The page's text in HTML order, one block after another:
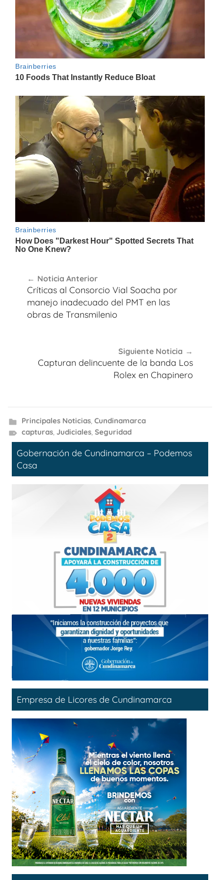
de
entradas
Noticia Anterior
Críticas al Consorcio Vial Soacha por
manejo inadecuado del PMT en las
obras de Transmilenio
Siguiente Noticia
Capturan delincuente de la banda Los
Rolex en Chapinero
Principales Noticias, Cundinamarca
capturas, Judiciales, Seguridad
Gobernación de Cundinamarca – Podemos
Casa
Empresa de Licores de Cundinamarca